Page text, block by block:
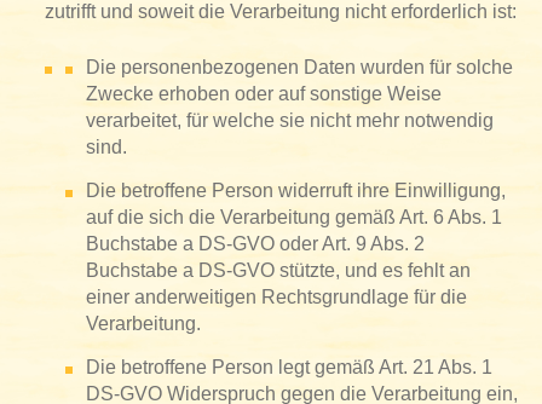
zutrifft und soweit die Verarbeitung nicht erforderlich ist:
Die personenbezogenen Daten wurden für solche
Zwecke erhoben oder auf sonstige Weise
verarbeitet, für welche sie nicht mehr notwendig
sind.
Die betroffene Person widerruft ihre Einwilligung,
auf die sich die Verarbeitung gemäß Art. 6 Abs. 1
Buchstabe a DS-GVO oder Art. 9 Abs. 2
Buchstabe a DS-GVO stützte, und es fehlt an
einer anderweitigen Rechtsgrundlage für die
Verarbeitung.
Die betroffene Person legt gemäß Art. 21 Abs. 1
DS-GVO Widerspruch gegen die Verarbeitung ein,